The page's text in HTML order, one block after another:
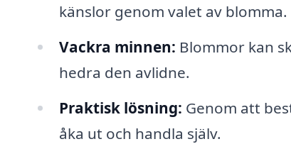
känslor genom valet av blomma.
Vackra minnen: Blommor kan
hedra den avlidne.
Praktisk lösning: Genom att
åka ut och handla själv.